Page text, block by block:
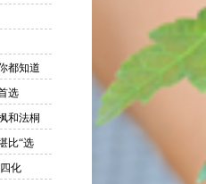
都知道
选
和法桐
比“选
化